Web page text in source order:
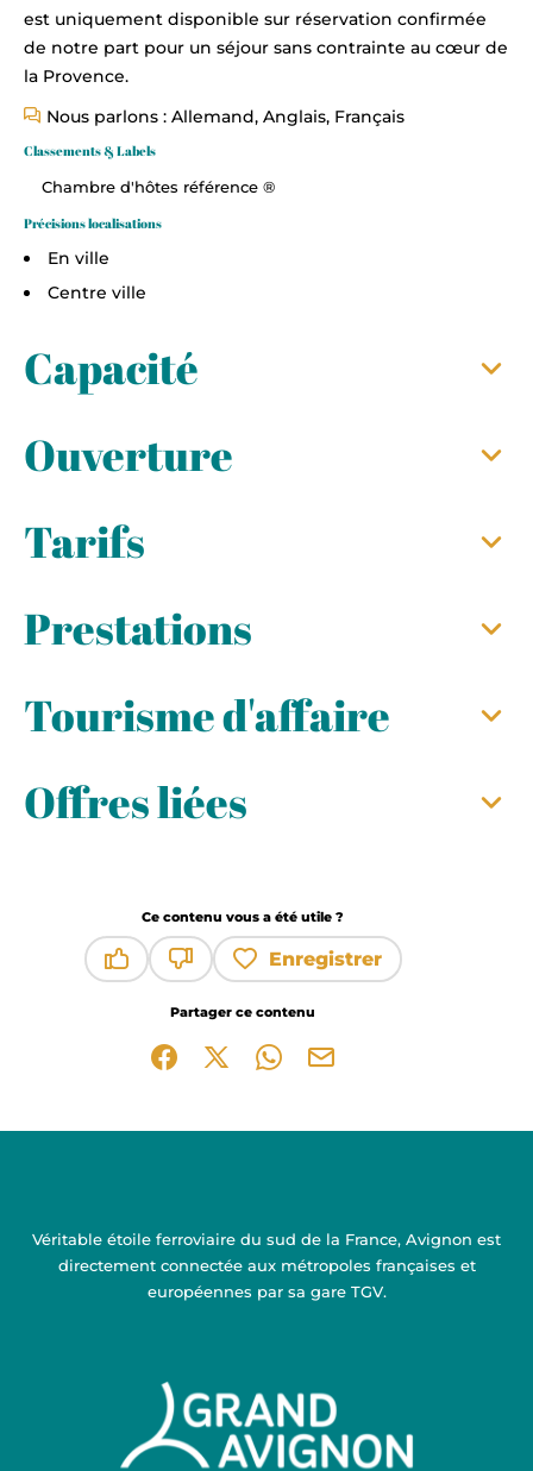
est uniquement disponible sur réservation confirmée
de notre part pour un séjour sans contrainte au cœur de
la Provence.
Nous parlons : Allemand, Anglais, Français
Classements & Labels
Chambre d'hôtes référence ®
Précisions localisations
En ville
Centre ville
Capacité
Ouverture
Tarifs
Prestations
Tourisme d'affaire
Offres liées
Ce contenu vous a été utile ?
Enregistrer
Partager ce contenu
Partager sur Facebook (nouvelle fenêtre)
Partager sur X / Twitter (nouvelle
Partager sur WhatsApp
Partager par mail
Véritable étoile ferroviaire du sud de la France, Avignon est
directement connectée aux métropoles françaises et
européennes par sa gare TGV.